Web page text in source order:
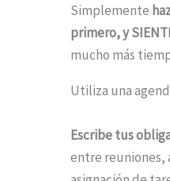
Simplemente
primero, y
mucho más
Utiliza una
Escribe tus
entre reuniones,